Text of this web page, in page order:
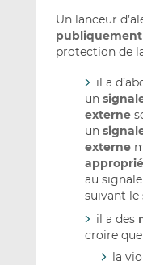
Un lanceur
publiquement
protection de
il a
un
externe
un
externe
au
suivant le
il a des
croire que
la